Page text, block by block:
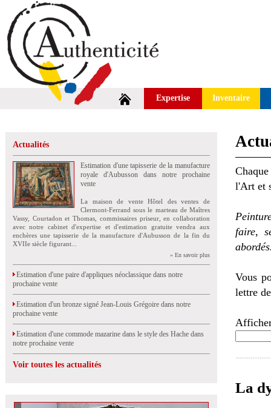
Expertise Inventaire
Actualités
Estimation d'une tapisserie de la manufacture
royale d'Aubusson dans notre prochaine
vente
La maison de vente Hôtel des ventes de
Clermont-Ferrand sous le marteau de Maîtres
Vassy, Courtadon et Thomas, commissaires priseur, en collaboration
avec notre cabinet d'expertise et d'estimation gratuite vendra aux
enchères une tapisserie de la manufacture d'Aubusson de la fin du
XVIIe siècle figurant...
» En savoir plus
Estimation d'une paire d'appliques néoclassique dans notre
prochaine vente
Estimation d'un bronze signé Jean-Louis Grégoire dans notre
prochaine vente
Estimation d'une commode mazarine dans le style des Hache dans
notre prochaine vente
Voir toutes les actualités
l'Art et
faire,
Vous
lettre
La